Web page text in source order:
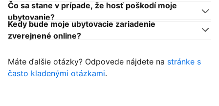
Čo sa stane v prípade, že hosť poškodí moje
ubytovanie?
Kedy bude moje ubytovacie zariadenie
zverejnené online?
Máte ďalšie otázky? Odpovede nájdete na stránke s
často kladenými otázkami.